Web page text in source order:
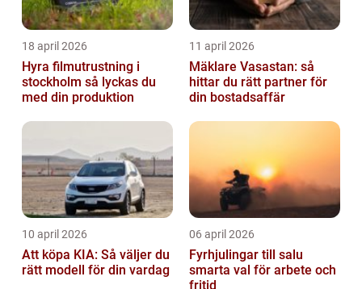
18 april 2026
Hyra filmutrustning i
stockholm så lyckas du
med din produktion
11 april 2026
Mäklare Vasastan: så
hittar du rätt partner för
din bostadsaffär
10 april 2026
Att köpa KIA: Så väljer du
rätt modell för din vardag
06 april 2026
Fyrhjulingar till salu
smarta val för arbete och
fritid